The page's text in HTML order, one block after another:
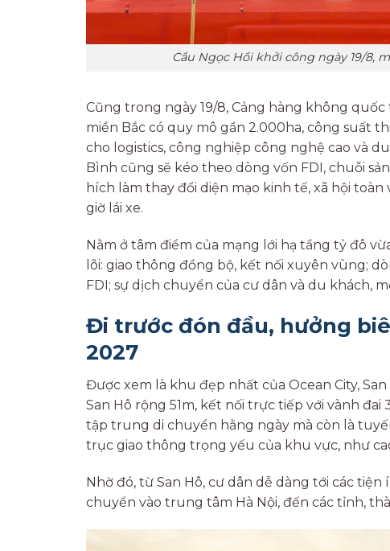
Cầu Ngọc Hồi khởi công ngày 19/8,
Cũng trong ngày 19/8, Cảng hàng không
miền Bắc có quy mô gần 2.000ha, công suất
cho logistics, công nghiệp công nghệ cao và
Bình cũng sẽ kéo theo dòng vốn FDI, chuỗi
hích làm thay đổi diện mạo kinh tế, xã hội toàn
giờ lái xe.
Nằm ở tâm điểm của mạng lới hạ tầng tỷ đô
lõi: giao thông đồng bộ, kết nối xuyên vùng;
FDI; sự dịch chuyển của cư dân và du khách,
Đi trước đón đầu, hưởng
2027
Được xem là khu đẹp nhất của Ocean City,
San Hô rộng 51m, kết nối trực tiếp với vành đai
tập trung di chuyển hằng ngày mà còn là
trục giao thông trọng yếu của khu vực, như
Nhờ đó, từ San Hô, cư dân dễ dàng tới các
chuyển vào trung tâm Hà Nội, đến các tỉnh,